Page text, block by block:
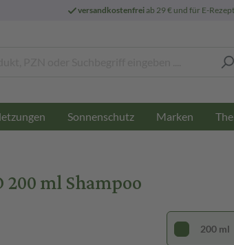
versandkostenfreiab 29 € und für E-
Sonnenschutz Marken
200 ml Shampoo
200 ml